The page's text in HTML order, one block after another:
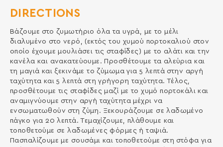
DIRECTIONS
Βάζουμε στο ζυμωτήριο όλα τα υγρά, με το μέλι
διαλυμένο στο νερό, (εκτός του χυμού πορτοκαλιού στον
οποίο έχουμε μουλιάσει τις σταφίδες) με το αλάτι και την
κανέλα και ανακατεύουμε. Προσθέτουμε τα αλεύρια και
τη μαγιά και ξεκινάμε το ζύμωμα για 5 λεπτά στην αργή
ταχύτητα και 5 λεπτά στη γρήγορη ταχύτητα. Τέλος,
προσθέτουμε τις σταφίδες μαζί με το χυμό πορτοκάλι και
αναμιγνύουμε στην αργή ταχύτητα μέχρι να
ενσωματωθούν στη ζύμη. Ξεκουράζουμε σε λαδωμένο
πάγκο για 20 λεπτά. Τεμαχίζουμε, πλάθουμε και
τοποθετούμε σε λαδωμένες φόρμες ή ταψιά.
Πασπαλίζουμε με σουσάμι και τοποθετούμε στη στόφα για